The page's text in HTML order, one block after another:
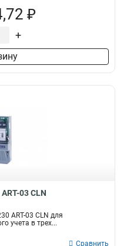
₽
+
03 СLN
АRT-03 СLN для
учета в трех...
Сравнить